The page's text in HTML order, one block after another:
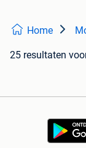
Home
25 resultaten